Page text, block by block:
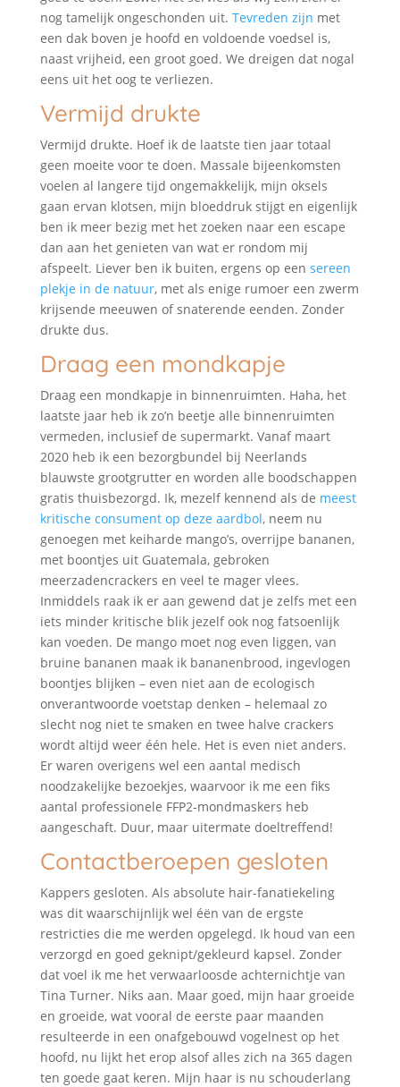
nog tamelijk ongeschonden uit. Tevreden zijn met
een dak boven je hoofd en voldoende voedsel is,
naast vrijheid, een groot goed. We dreigen dat nogal
eens uit het oog te verliezen.
Vermijd drukte
Vermijd drukte. Hoef ik de laatste tien jaar totaal
geen moeite voor te doen. Massale bijeenkomsten
voelen al langere tijd ongemakkelijk, mijn oksels
gaan ervan klotsen, mijn bloeddruk stijgt en eigenlijk
ben ik meer bezig met het zoeken naar een escape
dan aan het genieten van wat er rondom mij
afspeelt. Liever ben ik buiten, ergens op een sereen
plekje in de natuur, met als enige rumoer een zwerm
krijsende meeuwen of snaterende eenden. Zonder
drukte dus.
Draag een mondkapje
Draag een mondkapje in binnenruimten. Haha, het
laatste jaar heb ik zo’n beetje alle binnenruimten
vermeden, inclusief de supermarkt. Vanaf maart
2020 heb ik een bezorgbundel bij Neerlands
blauwste grootgrutter en worden alle boodschappen
gratis thuisbezorgd. Ik, mezelf kennend als de meest
kritische consument op deze aardbol, neem nu
genoegen met keiharde mango’s, overrijpe bananen,
met boontjes uit Guatemala, gebroken
meerzadencrackers en veel te mager vlees.
Inmiddels raak ik er aan gewend dat je zelfs met een
iets minder kritische blik jezelf ook nog fatsoenlijk
kan voeden. De mango moet nog even liggen, van
bruine bananen maak ik bananenbrood, ingevlogen
boontjes blijken – even niet aan de ecologisch
onverantwoorde voetstap denken – helemaal zo
slecht nog niet te smaken en twee halve crackers
wordt altijd weer één hele. Het is even niet anders.
Er waren overigens wel een aantal medisch
noodzakelijke bezoekjes, waarvoor ik me een fiks
aantal professionele FFP2-mondmaskers heb
aangeschaft. Duur, maar uitermate doeltreffend!
Contactberoepen gesloten
Kappers gesloten. Als absolute hair-fanatiekeling
was dit waarschijnlijk wel éën van de ergste
restricties die me werden opgelegd. Ik houd van een
verzorgd en goed geknipt/gekleurd kapsel. Zonder
dat voel ik me het verwaarloosde achternichtje van
Tina Turner. Niks aan. Maar goed, mijn haar groeide
en groeide, wat vooral de eerste paar maanden
resulteerde in een onafgebouwd vogelnest op het
hoofd, nu lijkt het erop alsof alles zich na 365 dagen
ten goede gaat keren. Mijn haar is nu schouderlang